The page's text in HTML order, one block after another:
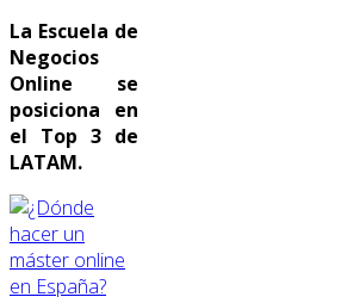
La Escuela de
Negocios
Online se
posiciona en
el Top 3 de
LATAM.